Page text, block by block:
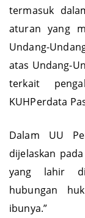
termasuk
aturan yang
Undang-
atas Undang-
terkait
KUHPerdata
Dalam UU
dijelaskan
yang lahir
hubungan
ibunya.”